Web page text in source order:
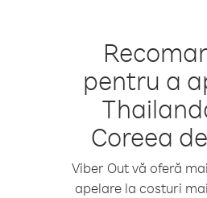
pentru a
Coreea
Viber Out vă oferă
apelare la costuri